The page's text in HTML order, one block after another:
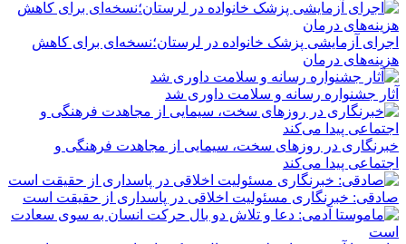
اجرای آزمایشی پزشک خانواده در لرستان؛نسخه‌ای برای کاهش
هزینه‌های درمان
آثار جشنواره رسانه و سلامت داوری شد
خبرنگاری در روزهای سخت، سیمایی از مجاهدت فرهنگی و
اجتماعی پیدا می‌کند
صادقی: خبرنگاری مسئولیت اخلاقی در پاسداری از حقیقت است